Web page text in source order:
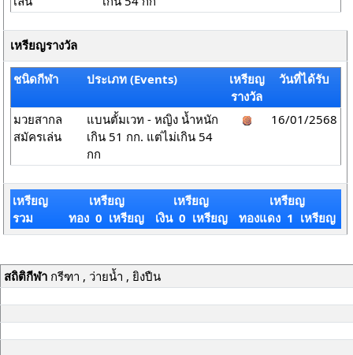
เหรียญรางวัล
ชนิดกีฬา ประเภท (Events)
เหรียญ
รางวัล
วันที่ได้รับ
มวยสากล
สมัครเล่น
แบนตั้มเวท - หญิง น้ำหนัก
เกิน 51 กก. แต่ไม่เกิน 54
กก
16/01/2568
เหรียญ
รวม
เหรียญ
ทอง 0 เหรียญ
เหรียญ
เงิน 0 เหรียญ
เหรียญ
ทองแดง 1 เหรียญ
สถิติกีฬากรีฑา , ว่ายน้ำ , ยิงปืน